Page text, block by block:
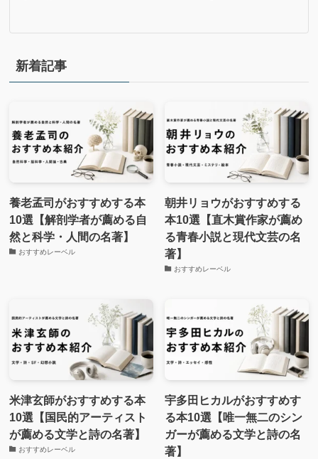
新着記事
養老孟司がおすすめする本
10選【解剖学者が薦める自
然と科学・人間の名著】
おすすめレーベル
朝井リョウがおすすめする
本10選【直木賞作家が薦め
る青春小説と現代文芸の名
著】
おすすめレーベル
米津玄師がおすすめする本
10選【国民的アーティスト
が薦める文学と詩の名著】
おすすめレーベル
宇多田ヒカルがおすすめす
る本10選【唯一無二のシン
ガーが薦める文学と詩の名
著】